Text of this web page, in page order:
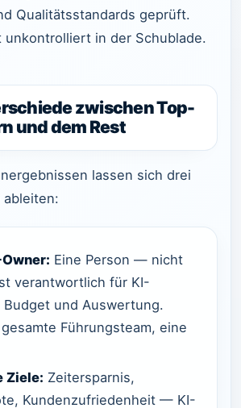
Qualitätsstandards geprüft.
unkontrolliert in der Schublade.
zwischen Top-
und dem Rest
lassen sich drei
ableiten:
Eine Person — nicht
verantwortlich für KI-
Budget und Auswertung.
Führungsteam, eine
Ziele: Zeitersparnis,
Kundenzufriedenheit — KI-